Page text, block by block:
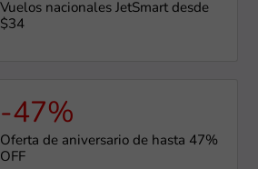
Vuelos nacionales JetSmart desde
$34
-47%
Oferta de aniversario de hasta 47%
OFF